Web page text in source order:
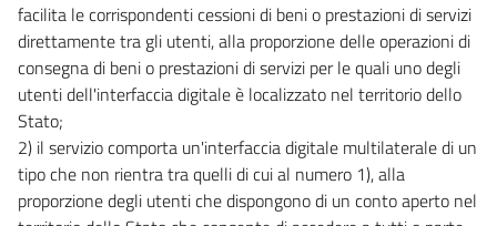
facilita le corrispondenti cessioni di beni o prestazioni di servizi
direttamente tra gli utenti, alla proporzione delle operazioni di
consegna di beni o prestazioni di servizi per le quali uno degli
utenti dell'interfaccia digitale è localizzato nel territorio dello
Stato;
2) il servizio comporta un'interfaccia digitale multilaterale di un
tipo che non rientra tra quelli di cui al numero 1), alla
proporzione degli utenti che dispongono di un conto aperto nel